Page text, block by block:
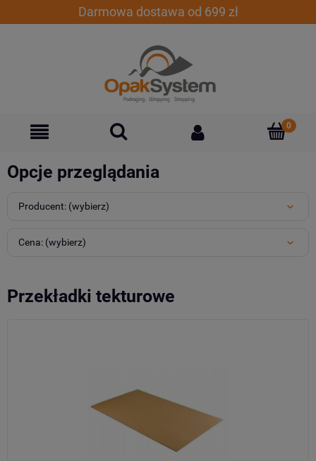
Darmowa dostawa od 699 zł
Opcje przeglądania
Producent: (wybierz)
Cena: (wybierz)
Przekładki tekturowe